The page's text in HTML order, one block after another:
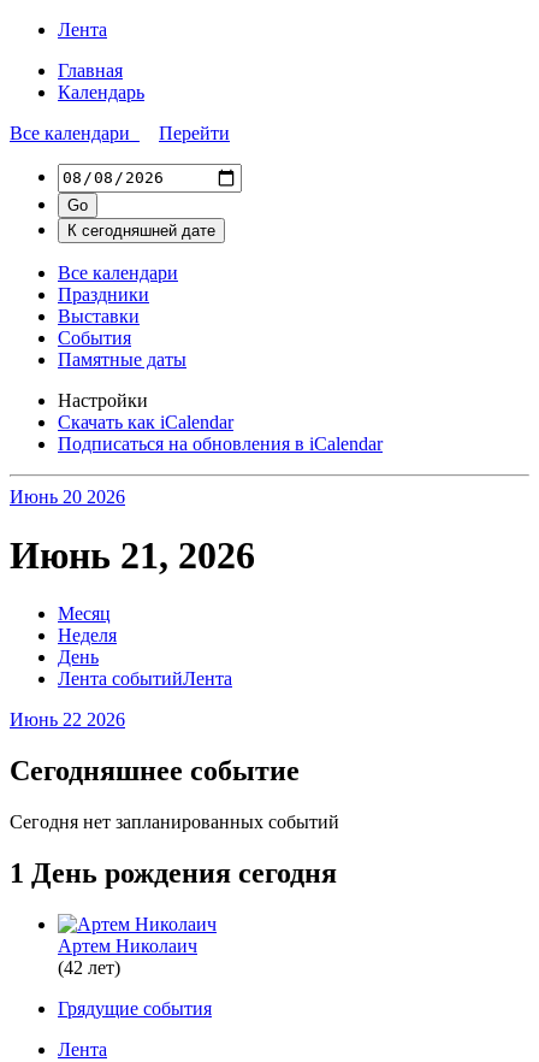
Лента
Главная
Календарь
Все календари
Перейти
Все календари
Праздники
Выставки
События
Памятные даты
Настройки
Скачать как iCalendar
Подписаться на обновления в iCalendar
Июнь 20 2026
Июнь 21, 2026
Месяц
Неделя
День
Лента событийЛента
Июнь 22 2026
Сегодняшнее событие
Сегодня нет запланированных событий
1 День рождения сегодня
Артем Николаич
(42 лет)
Грядущие события
Лента